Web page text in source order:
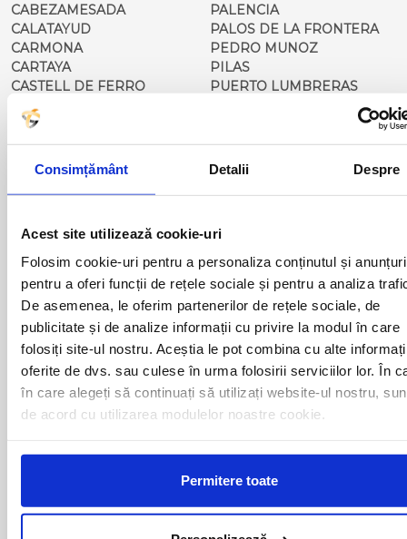
Consimțământ Detalii Despre
Acest site utilizează cookie-uri
Folosim cookie-uri pentru a personaliza conținutul și
pentru a oferi funcții de rețele sociale și pentru a analiza
De asemenea, le oferim partenerilor de rețele sociale, de
publicitate și de analize informații cu privire la modul în care
folosiți site-ul nostru. Aceștia le pot combina cu alte
oferite de dvs. sau culese în urma folosirii serviciilor lor. În
în care alegeți să continuați să utilizați website-ul nostru,
de acord cu utilizarea modulelor noastre cookie.
Permitere toate
CABEZAMESADA
CALATAYUD
CARMONA
CARTAYA
CASTELL DE FERRO
CASTELLON
CORDOBA
CORRAL DE ALMAGUER
COSLADA
CARBONERO EL MAYOR
COCA
ECIJA
EL BAIX L'EBRE
EL EJIDO
EL ROCIO
ELCHE
FIGUERAS
FRAGA
FUENTE EL OLMO DE
FUENTIDUENA
GIBRALEON
GIJON
PALENCIA
PALOS DE LA FRONTERA
PEDRO MUNOZ
PILAS
PUERTO LUMBRERAS
PONTEVEDRA
PORTA DE BARCELONA
QUINTENAR DE LA ORDEN
REQUENA
ROCIANA DEL CONDATO
ROQUETAS DEL MAR
SAGUNTO
SAN CLEMENTE
SEGOVIA
SEVILLA
SAN SEBASTIAN
SANTANDER
SANTIAGO DE
TOMELLOSO
TORRELAVEGA